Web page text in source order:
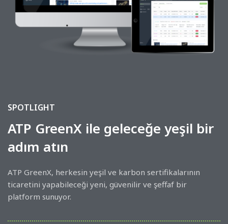
SPOTLIGHT
ATP AiX: Kurumlara Özel Yapay
Zeka Platformu
ATP AiX, kurumların üretken yapay zekâdan güvenle ve
esnek, ölçeklenebilir ve güvenli bir platformdur.
SPOTLIGHT
ATP GreenX ile geleceğe yeşil bir
adım atın
ATP GreenX, herkesin yeşil ve karbon sertifikalarının
ticaretini yapabileceği yeni, güvenilir ve şeffaf bir
platform sunuyor.